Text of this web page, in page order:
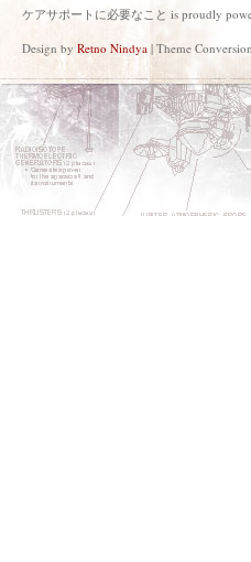
ケアサポートに必要なこと is proudly
Design by Retno Nindya | Theme